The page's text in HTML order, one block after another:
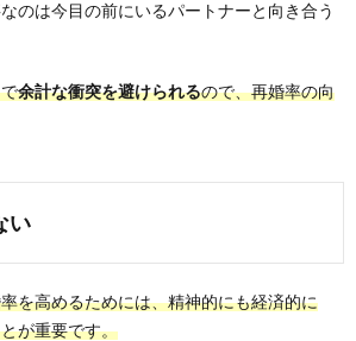
のは今目の前にいるパートナーと向き合う
余計な衝突を避けられるので、再婚率の向
い
を高めるためには、精神的にも経済的に
が重要です。